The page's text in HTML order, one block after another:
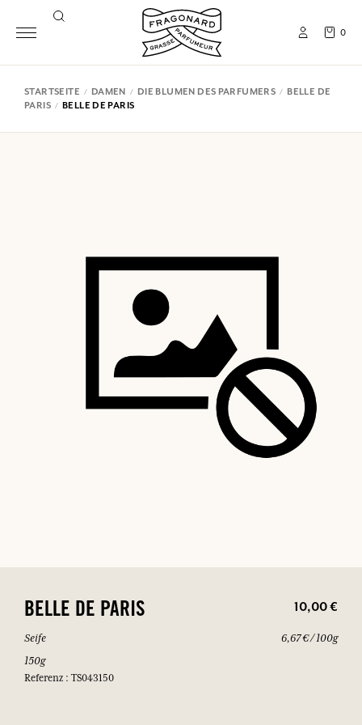
0
STARTSEITE DAMEN DIE BLUMEN DES PARFUMERS
BELLE DE
PARIS
BELLE DE PARIS
BELLE DE PARIS 10,00 €
Seife
150g
Referenz : TS043150
6,67 € / 100g